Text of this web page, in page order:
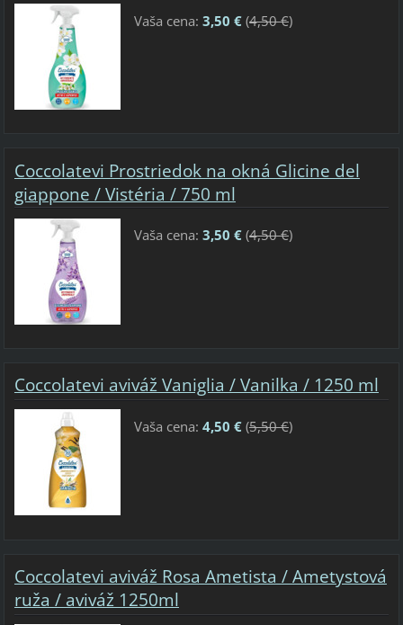
Vaša cena: 3,50 €(4,50 €)
Coccolatevi Prostriedok na okná Glicine del
giappone / Vistéria / 750 ml
Vaša cena: 3,50 €(4,50 €)
Coccolatevi aviváž Vaniglia / Vanilka / 1250 ml
Vaša cena: 4,50 €(5,50 €)
Coccolatevi aviváž Rosa Ametista / Ametystová
ruža / aviváž 1250ml